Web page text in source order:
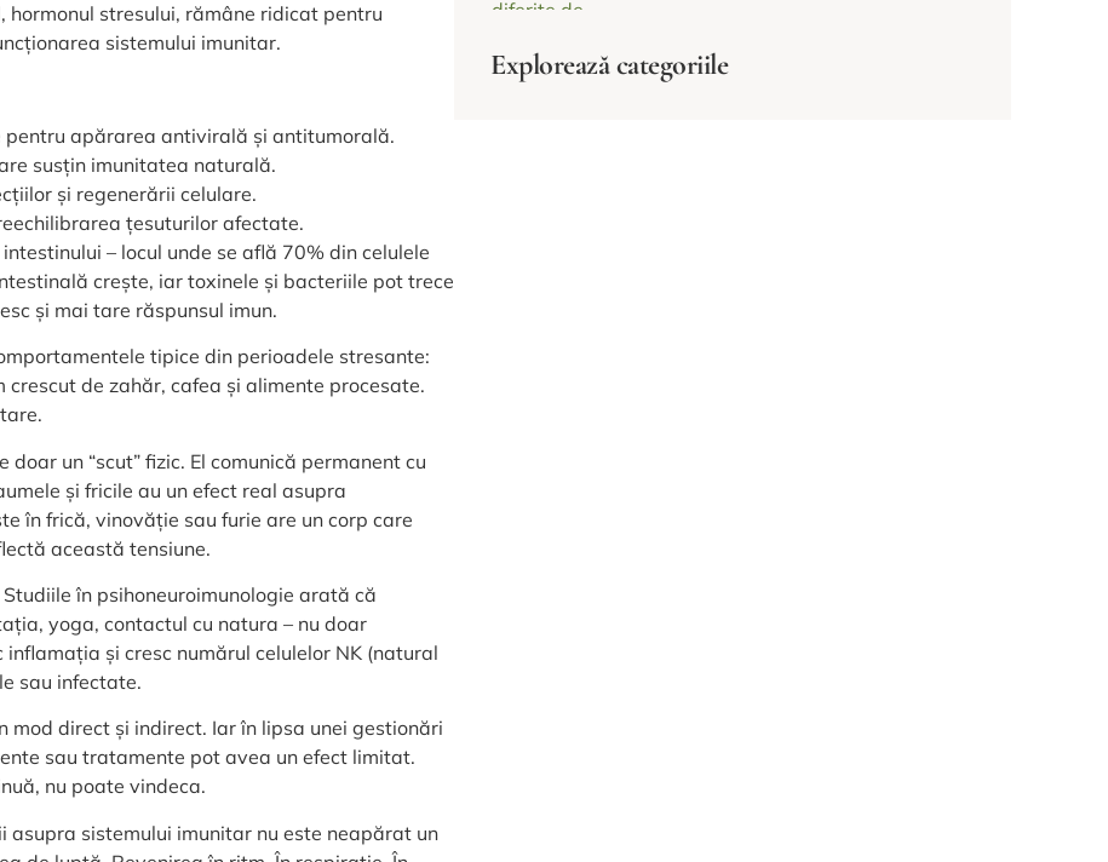
hormonul stresului, rămâne ridicat pentru
sistemului imunitar.
apărarea antivirală și antitumorală.
susțin imunitatea naturală.
și regenerării celulare.
țesuturilor afectate.
– locul unde se află 70% din celulele
crește, iar toxinele și bacteriile pot trece
și mai tare răspunsul imun.
tipice din perioadele stresante:
de zahăr, cafea și alimente procesate.
un “scut” fizic. El comunică permanent cu
și fricile au un efect real asupra
în frică, vinovăție sau furie are un corp care
această tensiune.
în psihoneuroimunologie arată că
yoga, contactul cu natura – nu doar
și cresc numărul celulelor NK (natural
sau infectate.
direct și indirect. Iar în lipsa unei gestionări
sau tratamente pot avea un efect limitat.
nu poate vindeca.
asupra sistemului imunitar nu este neapărat un
Explorează categoriile